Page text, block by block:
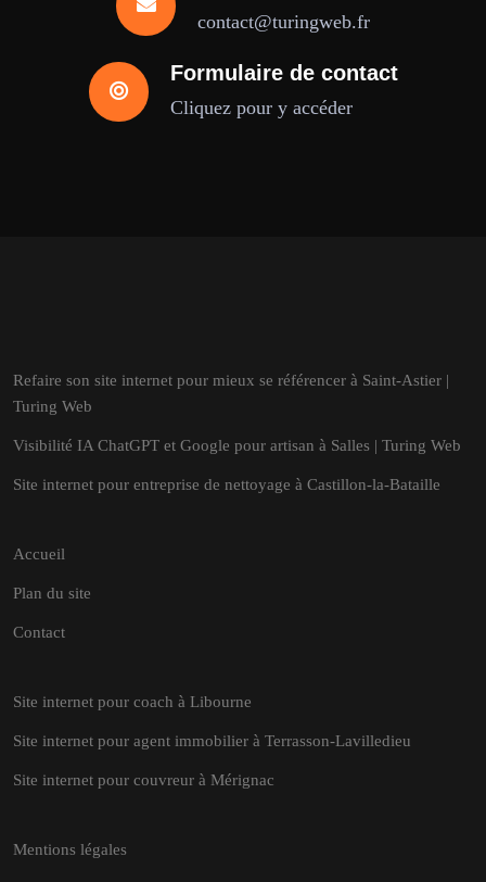
contact@turingweb.fr
Formulaire de contact
Cliquez pour y accéder
Refaire son site internet pour mieux se référencer à Saint-Astier |
Turing Web
Visibilité IA ChatGPT et Google pour artisan à Salles | Turing Web
Site internet pour entreprise de nettoyage à Castillon-la-Bataille
Accueil
Plan du site
Contact
Site internet pour coach à Libourne
Site internet pour agent immobilier à Terrasson-Lavilledieu
Site internet pour couvreur à Mérignac
Mentions légales